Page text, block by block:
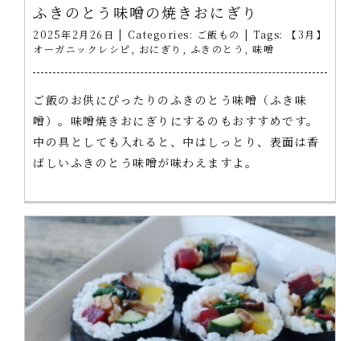
ふきのとう味噌の焼きおにぎり
2025年2月26日 | Categories: ご飯もの | Tags:
【3月】
オーガニックレシピ
おにぎり ふきのとう 味噌
ご飯のお供にぴったりのふきのとう味噌（ふき味
噌）。味噌焼きおにぎりにするのもおすすめです。
中の具としても入れると、中はしっとり、表面は香
ばしいふきのとう味噌が味わえますよ。